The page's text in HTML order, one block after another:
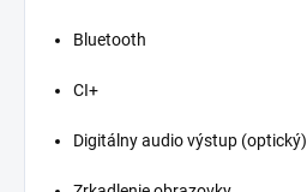
Bluetooth
CI+
Digitálny audio výstup (optický)